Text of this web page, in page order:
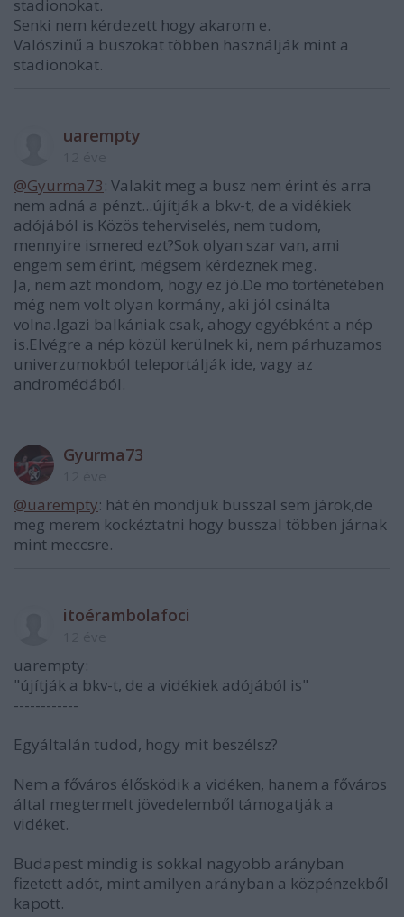
stadionokat.
Senki nem kérdezett hogy akarom e.
Valószinű a buszokat többen használják mint a
stadionokat.
uarempty
@Gyurma73: Valakit meg a busz nem érint és arra
nem adná a pénzt...újítják a bkv-t, de a vidékiek
adójából is.Közös teherviselés, nem tudom,
mennyire ismered ezt?Sok olyan szar van, ami
engem sem érint, mégsem kérdeznek meg.
Ja, nem azt mondom, hogy ez jó.De mo történetében
még nem volt olyan kormány, aki jól csinálta
volna.Igazi balkániak csak, ahogy egyébként a nép
is.Elvégre a nép közül kerülnek ki, nem párhuzamos
univerzumokból teleportálják ide, vagy az
andromédából.
Gyurma73
@uarempty: hát én mondjuk busszal sem járok,de
meg merem kockéztatni hogy busszal többen járnak
mint meccsre.
itoérambolafoci
uarempty:
"újítják a bkv-t, de a vidékiek adójából is"
------------
Egyáltalán tudod, hogy mit beszélsz?
Nem a főváros élősködik a vidéken, hanem a főváros
által megtermelt jövedelemből támogatják a
vidéket.
Budapest mindig is sokkal nagyobb arányban
fizetett adót, mint amilyen arányban a közpénzekből
kapott.